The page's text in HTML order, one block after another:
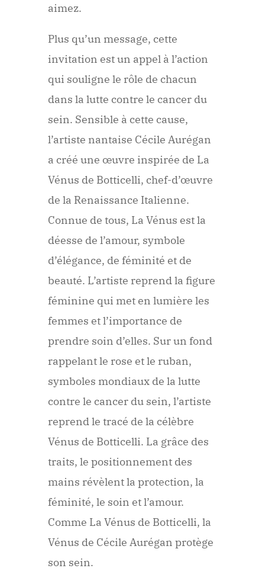
aimez.
Plus qu’un message, cette
invitation est un appel à l’action
qui souligne le rôle de chacun
dans la lutte contre le cancer du
sein. Sensible à cette cause,
l’artiste nantaise Cécile Aurégan
a créé une œuvre inspirée de La
Vénus de Botticelli, chef-d’œuvre
de la Renaissance Italienne.
Connue de tous, La Vénus est la
déesse de l’amour, symbole
d’élégance, de féminité et de
beauté. L’artiste reprend la figure
féminine qui met en lumière les
femmes et l’importance de
prendre soin d’elles. Sur un fond
rappelant le rose et le ruban,
symboles mondiaux de la lutte
contre le cancer du sein, l’artiste
reprend le tracé de la célèbre
Vénus de Botticelli. La grâce des
traits, le positionnement des
mains révèlent la protection, la
féminité, le soin et l’amour.
Comme La Vénus de Botticelli, la
Vénus de Cécile Aurégan protège
son sein.